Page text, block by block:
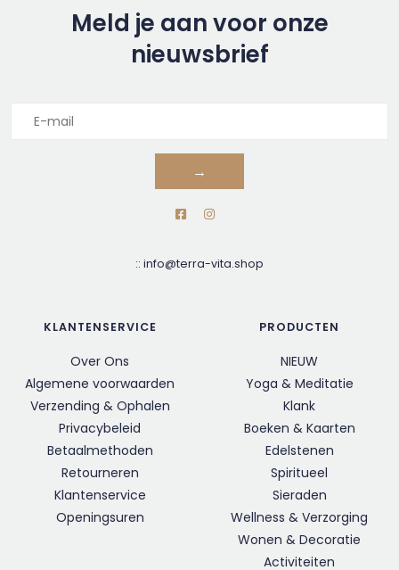
Meld je aan voor onze
nieuwsbrief
→
:: info@terra-vita.shop
KLANTENSERVICE
Over Ons
Algemene voorwaarden
Verzending & Ophalen
Privacybeleid
Betaalmethoden
Retourneren
Klantenservice
Openingsuren
PRODUCTEN
NIEUW
Yoga & Meditatie
Klank
Boeken & Kaarten
Edelstenen
Spiritueel
Sieraden
Wellness & Verzorging
Wonen & Decoratie
Activiteiten